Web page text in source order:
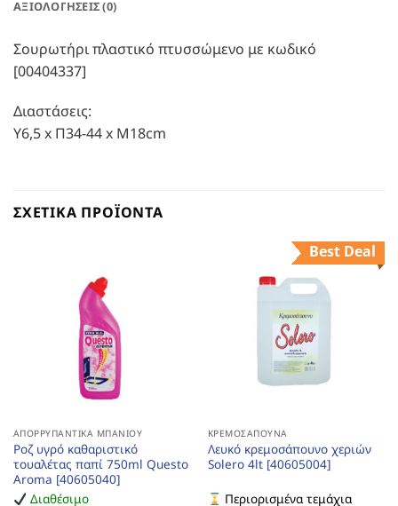
ΑΞΙΟΛΟΓΉΣΕΙΣ (0)
Σουρωτήρι πλαστικό πτυσσώμενο με κωδικό
[00404337]
Διαστάσεις:
Υ6,5 x Π34-44 x Μ18cm
ΣΧΕΤΙΚΆ ΠΡΟΪΌΝΤΑ
ΑΠΟΡΡΥΠΑΝΤΙΚΆ ΜΠΆΝΙΟΥ
Ροζ υγρό καθαριστικό
τουαλέτας παπί 750ml Questo
Aroma [40605040]
Διαθέσιμο
Best Deal
ΚΡΕΜΟΣΆΠΟΥΝΑ
Λευκό κρεμοσάπουνο χεριών
Solero 4lt [40605004]
Περιορισμένα τεμάχια